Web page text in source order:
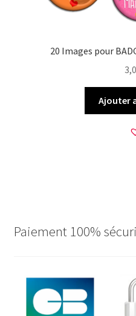
20 Images pour
Ajouter
Paiement 100%